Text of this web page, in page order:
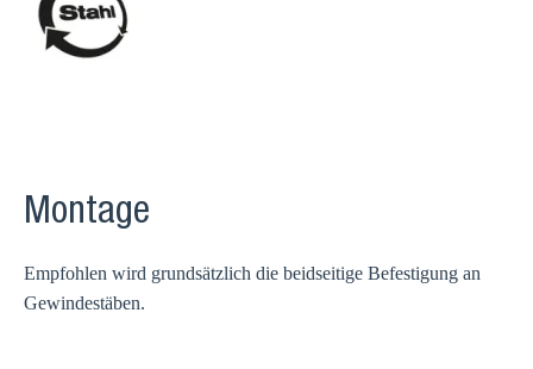
Montage
Empfohlen wird grundsätzlich die beidseitige Befestigung an
Gewindestäben.